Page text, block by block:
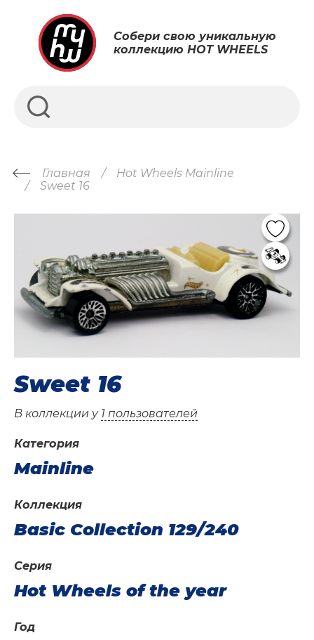
Собери свою уникальную
коллекцию HOT WHEELS
Главная
Hot Wheels Mainline
Sweet 16
Sweet 16
В коллекции у 1 пользователей
Категория
Mainline
Год
Коллекция
Basic Collection 129/240
Серия
Hot Wheels of the year